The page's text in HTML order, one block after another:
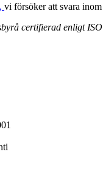
vi försöker att svara
certifierad enligt